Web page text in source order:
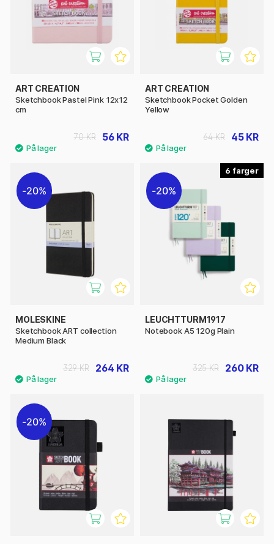
ART CREATION
Sketchbook Pastel Pink 12x12
cm
56 KR
70 KR
ART CREATION
Sketchbook Pocket Golden
Yellow
45 KR
64 KR
20%
MOLESKINE
Sketchbook ART collection
Medium Black
264 KR
329 KR
6
20%
LEUCHTTURM1917
Notebook A5 120g Plain
260 KR
325 KR
20%